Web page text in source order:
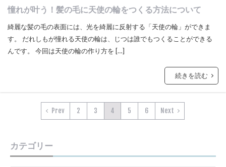
憧れが叶う！髪の毛に天使の輪をつくる方法について
綺麗な髪の毛の表面には、光を綺麗に反射する「天使の輪」ができま
す。 だれしもが憧れる天使の輪は、じつは誰でもつくることができる
んです。 今回は天使の輪の作り方を […]
続きを読む
Prev 2 3 4 5 6 Next
カテゴリー